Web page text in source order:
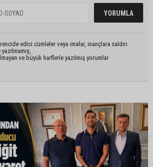
edici cümleler veya imalar, inançlara saldırı
ve büyük harflerle yazılmış yorumlar